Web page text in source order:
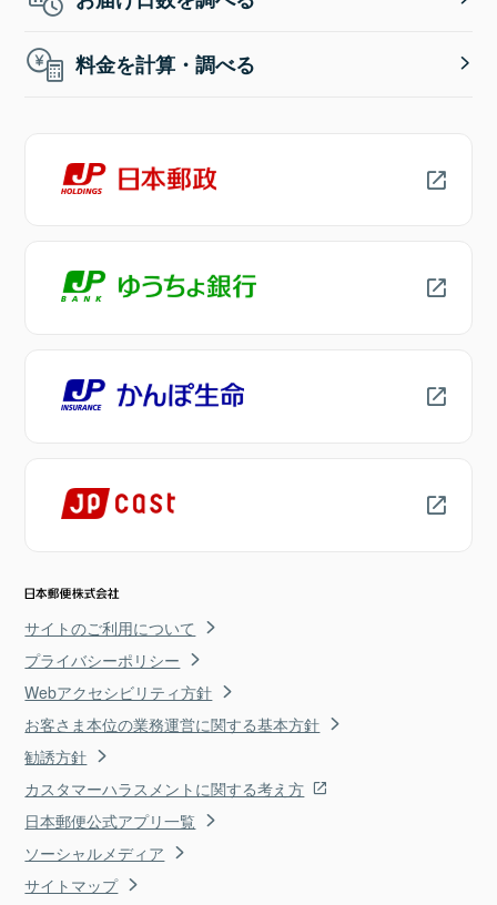
料金を計算・調べる
サイトのご利用について
プライバシーポリシー
Webアクセシビリティ方針
お客さま本位の業務運営に関する基本方針
勧誘方針
カスタマーハラスメントに関する考え方
日本郵便公式アプリ一覧
ソーシャルメディア
サイトマップ